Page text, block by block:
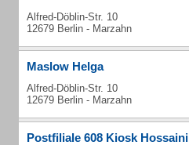
Alfred-Döblin-Str. 10
12679 Berlin - Marzahn
Maslow Helga
Alfred-Döblin-Str. 10
12679 Berlin - Marzahn
Postfiliale 608 Kiosk Hossaini